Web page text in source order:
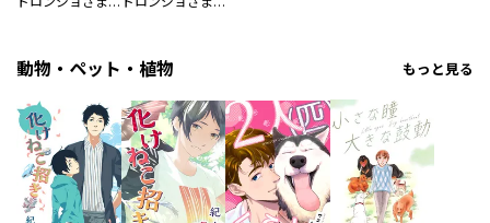
動物・ペット・植物 もっと見る